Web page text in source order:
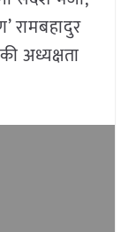
रामबहादुर
अध्यक्षता